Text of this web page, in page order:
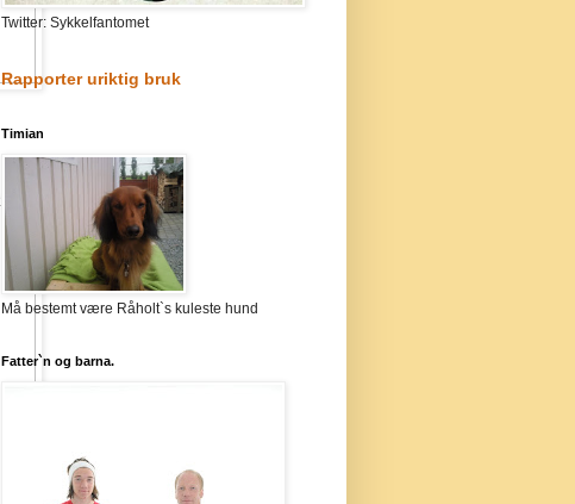
Twitter: Sykkelfantomet
Rapporter uriktig bruk
Timian
Må bestemt være Råholt`s kuleste hund
Fatter`n og barna.